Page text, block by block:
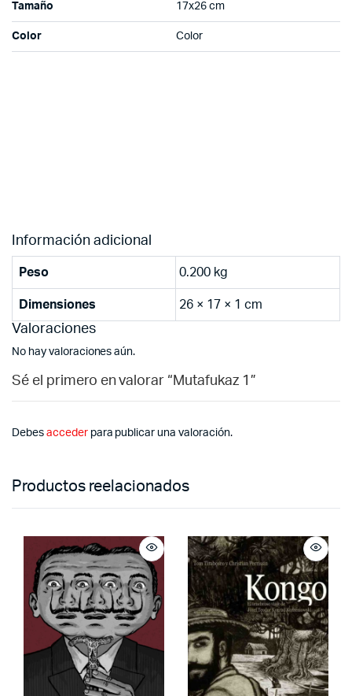
Tamaño 17x26 cm
Color Color
Información adicional
Peso 0.200 kg
Dimensiones 26 × 17 × 1 cm
Valoraciones
No hay valoraciones aún.
Sé el primero en valorar “Mutafukaz 1”
Debes accederpara publicar una valoración.
Productos reelacionados